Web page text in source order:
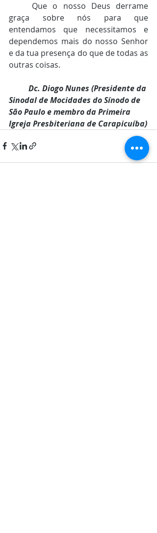
graça sobre nós para que
entendamos que necessitamos e
dependemos mais do nosso Senhor
e da tua presença do que de todas as
outras coisas.
Dc. Diogo Nunes (Presidente da
Sinodal de Mocidades do Sínodo de
São Paulo e membro da Primeira
Igreja Presbiteriana de Carapicuíba)